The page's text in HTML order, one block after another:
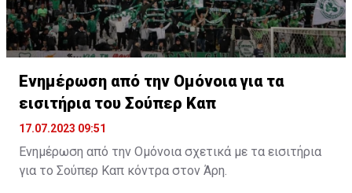
Ενημέρωση από την Ομόνοια για τα
εισιτήρια του Σούπερ Καπ
17.07.2023 09:51
Ενημέρωση από την Ομόνοια σχετικά με τα εισιτήρια
για το Σούπερ Καπ κόντρα στον Άρη.